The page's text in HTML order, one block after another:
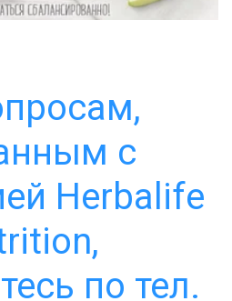
с
Herbalife
по тел.